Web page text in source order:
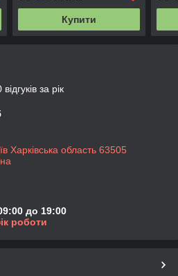
Купити
за рік
Харківська область 63505
до 19:00
роботи